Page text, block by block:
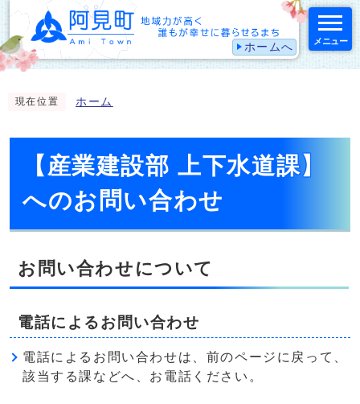
ホームへ メニュー
現在位置 ホーム
【産業建設部 上下水道課】
へのお問い合わせ
お問い合わせについて
電話によるお問い合わせ
電話によるお問い合わせは、前のページに戻って、
該当する課などへ、お電話ください。